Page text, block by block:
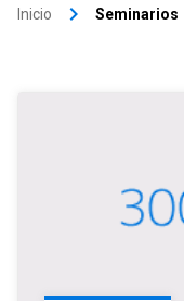
Inicio keyboard_arrow_right Seminarios